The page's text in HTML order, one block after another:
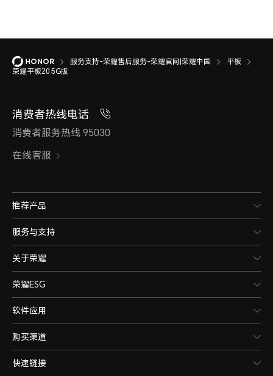
服务支持-荣耀售后服务-荣耀官网|荣耀中国
平板
荣耀平板20 5G版
消费者热线电话
消费者服务热线 95030
在线客服
推荐产品
服务与支持
关于荣耀
荣耀ESG
软件应用
购买渠道
快速链接